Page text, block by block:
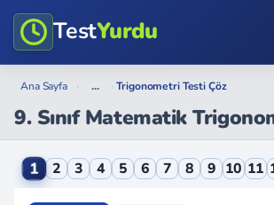
TestYurdu
Ana Sayfa › ... › Trigonometri Testi Çöz
9. Sınıf Matematik
9. Sınıf Matematik Trigonometri
1 2 3 4 5 6 7 8 9 10 11